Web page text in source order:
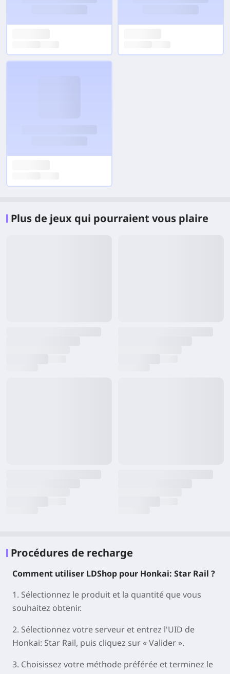
Plus de jeux qui pourraient vous plaire
Procédures de recharge
Comment utiliser LDShop pour Honkai: Star Rail ?
1. Sélectionnez le produit et la quantité que vous
souhaitez obtenir.
2. Sélectionnez votre serveur et entrez l'UID de
Honkai: Star Rail, puis cliquez sur « Valider ».
3. Choisissez votre méthode préférée et terminez le